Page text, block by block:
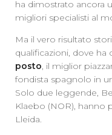
ha dimostrato ancora
migliori specialisti al
Ma il vero risultato
qualificazioni, dove
posto, il miglior
fondista spagnolo in
Solo due leggende,
Klaebo (NOR), hanno
Lleida.